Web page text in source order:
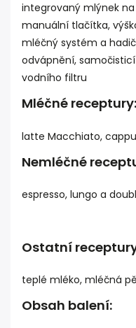
integrovaný mlýnek
manuální tlačítka,
mléčný systém a
odvápnění,
vodního filtru
Mléčné receptury:
latte Macchiato,
Nemléčné
espresso, lungo a
Ostatní
teplé mléko, mléčná
Obsah balení: